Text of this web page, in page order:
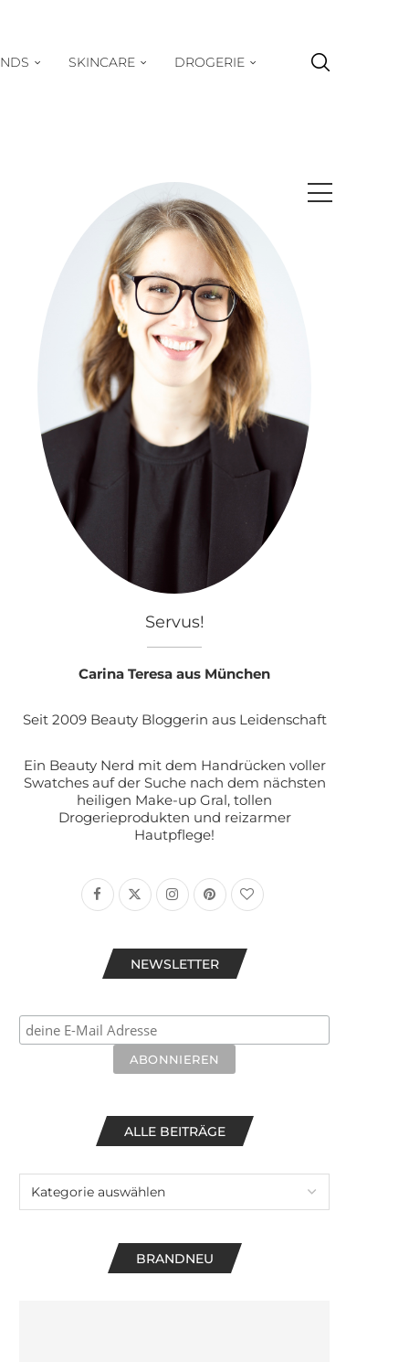
SKINCARE DROGERIE
Servus!
Carina Teresa aus München
Seit 2009 Beauty Bloggerin aus Leidenschaft
Ein Beauty Nerd mit dem Handrücken voller
Swatches auf der Suche nach dem nächsten
heiligen Make-up Gral, tollen
Drogerieprodukten und reizarmer
Hautpflege!
NEWSLETTER
ALLE BEITRÄGE
BRANDNEU